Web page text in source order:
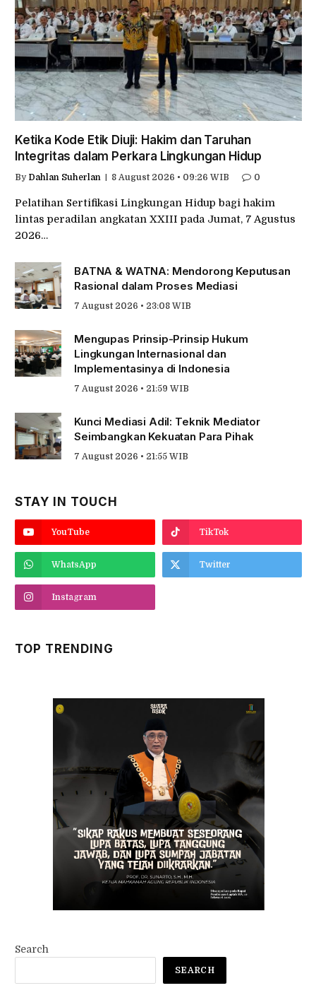
Ketika Kode Etik Diuji: Hakim dan Taruhan
Integritas dalam Perkara Lingkungan Hidup
By Dahlan Suherlan 8 August 2026 • 09:26 WIB 0
Pelatihan Sertifikasi Lingkungan Hidup bagi hakim
lintas peradilan angkatan XXIII pada Jumat, 7 Agustus
2026…
BATNA & WATNA: Mendorong Keputusan
Rasional dalam Proses Mediasi
7 August 2026 • 23:08 WIB
Mengupas Prinsip-Prinsip Hukum
Lingkungan Internasional dan
Implementasinya di Indonesia
7 August 2026 • 21:59 WIB
Kunci Mediasi Adil: Teknik Mediator
Seimbangkan Kekuatan Para Pihak
7 August 2026 • 21:55 WIB
STAY IN TOUCH
YouTube TikTok
WhatsApp Twitter
Instagram
TOP TRENDING
Search
SEARCH